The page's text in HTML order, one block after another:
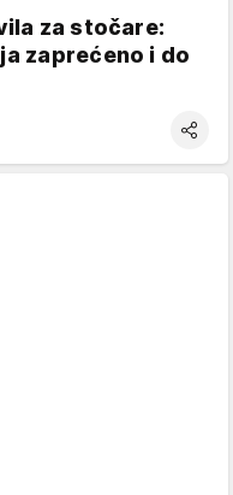
za stočare:
zaprećeno i do